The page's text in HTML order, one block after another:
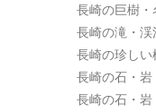
長崎の巨樹・
長崎の滝・渓
長崎の珍しい
長崎の石・岩
長崎の石・岩